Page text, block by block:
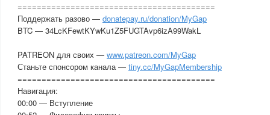
=========================================
Поддержать разово — donatepay.ru/donation/MyGap
BTC — 34LcKFewtKYwKu1Z5FUGTAvp6izA99WakL
PATREON для своих — www.patreon.com/MyGap
Станьте спонсором канала — tiny.cc/MyGapMembership
=========================================
Навигация:
00:00 — Вступление